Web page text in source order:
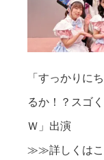
「すっかりに
るか！？スゴ
Ｗ」出演
≫≫詳しくは